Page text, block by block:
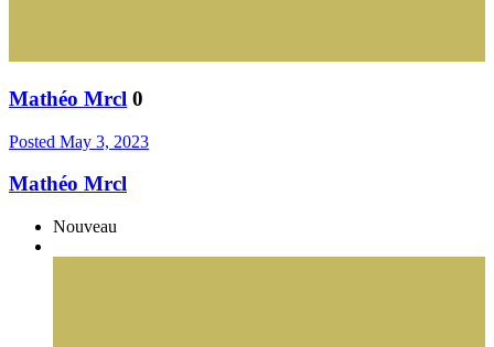
Mathéo Mrcl 0
Posted May 3, 2023
Mathéo Mrcl
Nouveau